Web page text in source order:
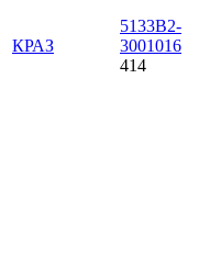
КРАЗ
5133В2-
3001016
414